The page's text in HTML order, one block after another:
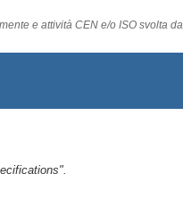
e attività CEN e/o ISO svolta